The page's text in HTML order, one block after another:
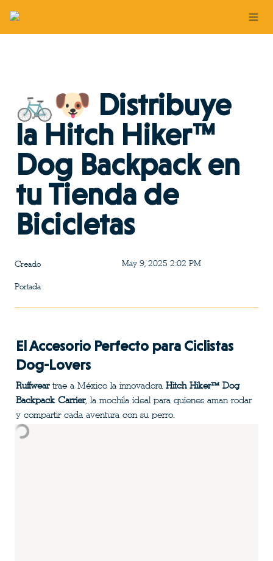
🚲🐶 Distribuye
la Hitch Hiker™
Dog Backpack en
tu Tienda de
Bicicletas
Creado May 9, 2025 2:02 PM
Portada
El Accesorio Perfecto para Ciclistas
Dog-Lovers
Ruffwear trae a México la innovadora Hitch Hiker™ Dog
Backpack Carrier, la mochila ideal para quienes aman rodar
y compartir cada aventura con su perro.